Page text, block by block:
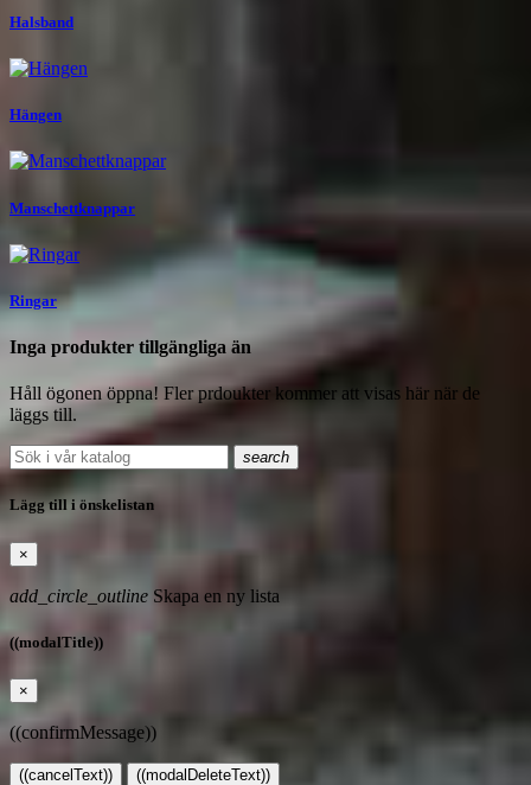
Halsband
Hängen
Manschettknappar
Ringar
Inga produkter tillgängliga än
Håll ögonen öppna! Fler prdoukter kommer att visas här när de
läggs till.
search
Lägg till i önskelistan
×
add_circle_outline Skapa en ny lista
((modalTitle))
×
((confirmMessage))
((cancelText)) ((modalDeleteText))